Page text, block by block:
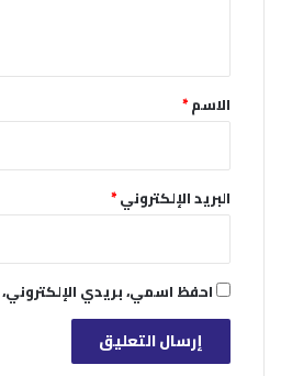
*الاسم*
البريد الإلكتروني*
احفظ اسمي، بريدي